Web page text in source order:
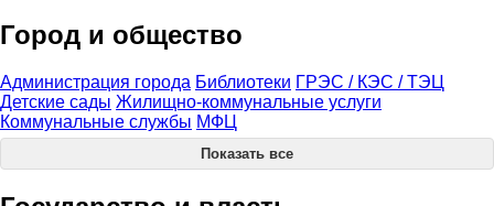
Город и общество
Администрация города Библиотеки ГРЭС / КЭС / ТЭЦ
Детские сады Жилищно-коммунальные услуги
Коммунальные службы МФЦ
Показать все